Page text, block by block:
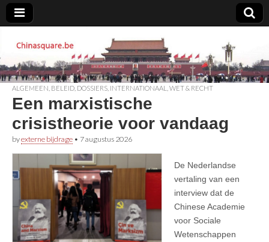
Chinasquare.be
ALGEMEEN BELEID DOSSIERS INTERNATIONAAL WET & RECHT
Een marxistische
crisistheorie voor vandaag
byexterne bijdrage • 7 augustus 2026
De Nederlandse
vertaling van een
interview dat de
Chinese Academie
voor Sociale
Wetenschappen